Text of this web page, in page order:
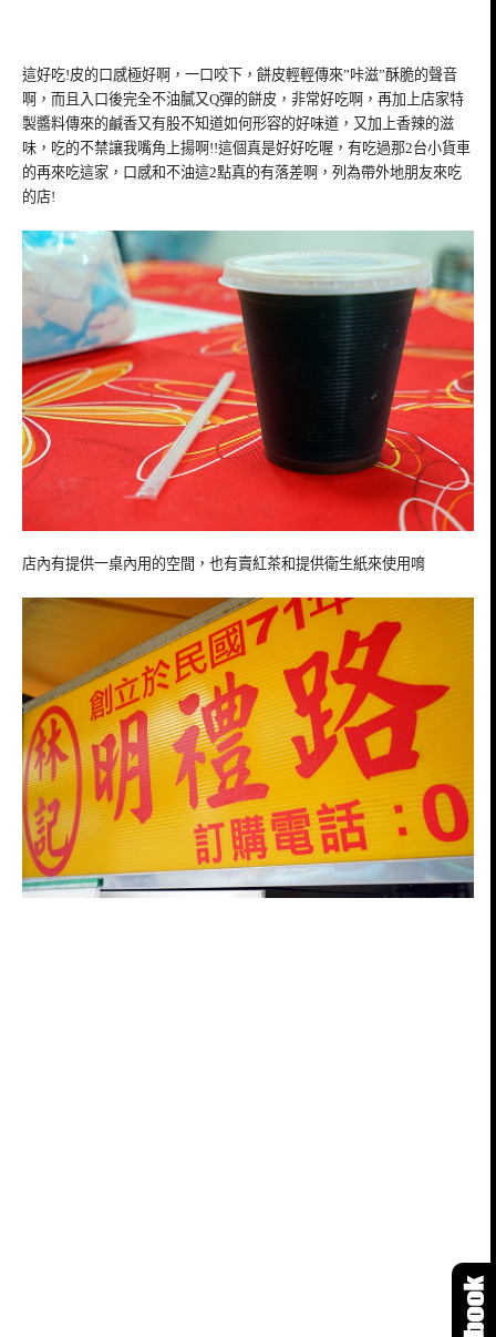
這好吃!皮的口感極好啊，一口咬下，餅皮輕輕傳來”咔滋”酥脆的聲音
啊，而且入口後完全不油膩又Q彈的餅皮，非常好吃啊，再加上店家特
製醬料傳來的鹹香又有股不知道如何形容的好味道，又加上香辣的滋
味，吃的不禁讓我嘴角上揚啊!!這個真是好好吃喔，有吃過那2台小貨車
的再來吃這家，口感和不油這2點真的有落差啊，列為帶外地朋友來吃
的店!
店內有提供一桌內用的空間，也有賣紅茶和提供衛生紙來使用唷